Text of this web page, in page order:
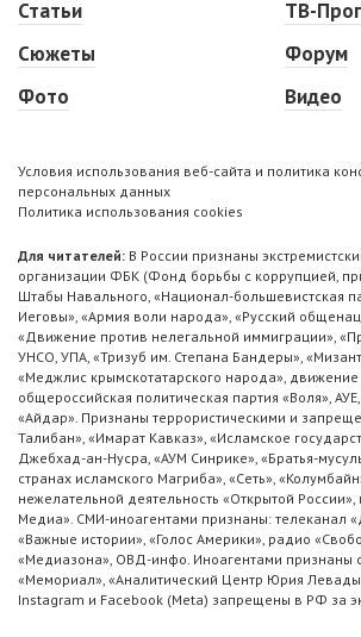
Статьи
Сюжеты
Фото
ТВ-
Форум
Видео
Условия использования веб-сайта и политика
персональных данных
Политика использования cookies
Для читателей: В России признаны
организации ФБК (Фонд борьбы с коррупцией,
Штабы Навального, «Национал-большевистская
Иеговы», «Армия воли народа», «Русский
«Движение против нелегальной иммиграции»,
УНСО, УПА, «Тризуб им. Степана Бандеры»,
«Меджлис крымскотатарского народа», движение
общероссийская политическая партия «Воля»,
«Айдар». Признаны террористическими и
Талибан», «Имарат Кавказ», «Исламское
Джебхад-ан-Нусра, «АУМ Синрике», «Братья-
странах исламского Магриба», «Сеть»,
нежелательной деятельность «Открытой
Медиа». СМИ-иноагентами признаны: телеканал
«Важные истории», «Голос Америки», радио
«Медиазона», ОВД-инфо. Иноагентами признаны
«Мемориал», «Аналитический Центр Юрия
Instagram и Facebook (Metа) запрещены в РФ за